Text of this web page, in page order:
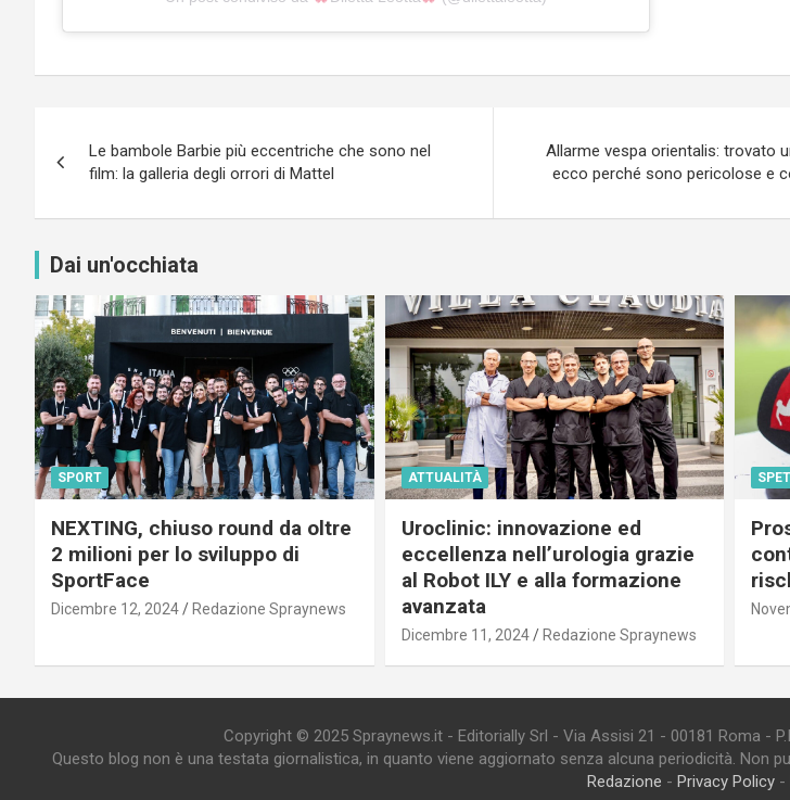
articoli
Le bambole Barbie più eccentriche che sono nel
film: la galleria degli orrori di Mattel
Allarme vespa orientalis: trovato
ecco perché sono pericolose e
Dai un'occhiata
SPORT
NEXTING, chiuso round da oltre
2 milioni per lo sviluppo di
SportFace
Dicembre 12, 2024 Redazione Spraynews
ATTUALITÀ
Uroclinic: innovazione ed
eccellenza nell’urologia grazie
al Robot ILY e alla formazione
avanzata
Dicembre 11, 2024 Redazione Spraynews
Copyright © 2025 Spraynews.it - Editorially Srl - Via Assisi 21 - 00181 Roma -
Questo blog non è una testata giornalistica, in quanto viene aggiornato senza alcuna periodicità. Non
Redazione - Privacy Policy-